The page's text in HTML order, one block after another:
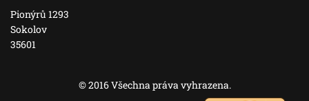
Pionýrů 1293
Sokolov
35601
© 2016 Všechna práva vyhrazena.